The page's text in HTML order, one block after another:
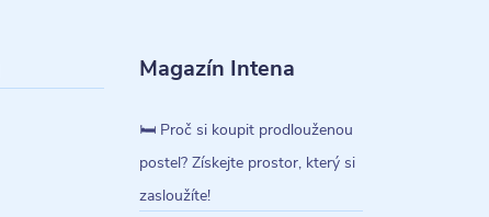
Magazín Intena
🛏️ Proč si koupit prodlouženou
postel? Získejte prostor, který si
zasloužíte!